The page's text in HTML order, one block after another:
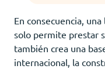
En consecuencia,
solo permite prestar
también crea una
internacional, la